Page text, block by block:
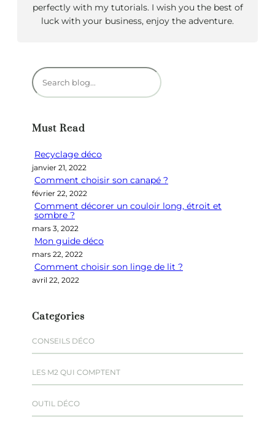
perfectly with my tutorials. I wish you the best of
luck with your business, enjoy the adventure.
R
e
e
c
h
e
Must Read
Recyclage déco
janvier 21, 2022
Comment choisir son canapé ?
février 22, 2022
Comment décorer un couloir long, étroit et
sombre ?
mars 3, 2022
Mon guide déco
mars 22, 2022
Comment choisir son linge de lit ?
avril 22, 2022
Categories
CONSEILS DÉCO
LES M2 QUI COMPTENT
OUTIL DÉCO